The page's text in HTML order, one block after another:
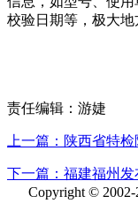
校验日期等，极大地
责任编辑：游婕
上一篇：陕西省特
下一篇：福建福州
Copyright ©